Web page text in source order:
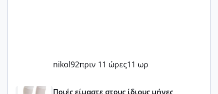
nikol92πριν 11 ώρες11 ωρ
Μωράκια Μαΐου 2026 🌸🌻🌹
Ποιές είμαστε στους ίδιους μήνες